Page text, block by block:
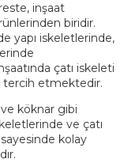
inşaat
biridir.
yapı iskeletlerinde,
çatı iskeleti
tercih etmektedir.
köknar gibi
ve çatı
sayesinde kolay